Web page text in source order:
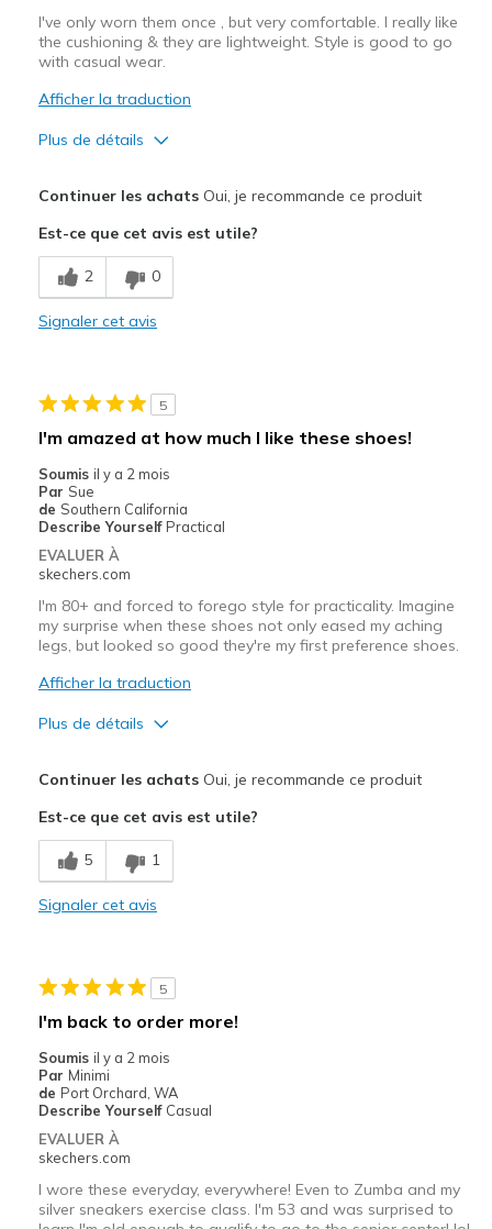
I've only worn them once , but very comfortable. I really like
the cushioning & they are lightweight. Style is good to go
with casual wear.
Afficher la traduction
Plus de détails
Comfortable
Stylish
Travel
Width
Sizing
View On Shoes
I'm Into Shoes
Continuer les achatsOui, je recommande ce produit
Est-ce que cet avis est utile?
2 0
Signaler cet avis
5
I'm amazed at how much I like these shoes!
Soumis il y a 2 mois
Par Sue
de Southern California
Describe Yourself Practical
EVALUER À
skechers.com
I'm 80+ and forced to forego style for practicality. Imagine
my surprise when these shoes not only eased my aching
legs, but looked so good they're my first preference shoes.
Afficher la traduction
Plus de détails
Breathe Well
Comfortable
Les meilleures utilisations
Travel
Width
Sizing
View On Shoes
I'm Into Shoes
Continuer les achatsOui, je recommande ce produit
Est-ce que cet avis est utile?
5 1
Signaler cet avis
5
I'm back to order more!
Soumis il y a 2 mois
Par Minimi
de Port Orchard, WA
Describe Yourself Casual
EVALUER À
skechers.com
I wore these everyday, everywhere! Even to Zumba and my
silver sneakers exercise class. I'm 53 and was surprised to